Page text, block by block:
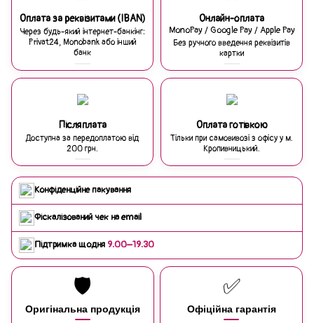
Оплата за реквізитами (IBAN)
Через будь-який інтернет-банкінг:
Privat24, Monobank або інший
банк
Онлайн-оплата
MonoPay / Google Pay / Apple Pay
Без ручного введення реквізитів
картки
Післяплата
Доступна за передоплатою від
200 грн.
Оплата готівкою
Тільки при самовивозі з офісу у м.
Кропивницький.
Конфіденційне пакування
Фіскалізований чек на email
Підтримка щодня 9:00–19:30
🛡️
Оригінальна продукція
✅
Офіційна гарантія